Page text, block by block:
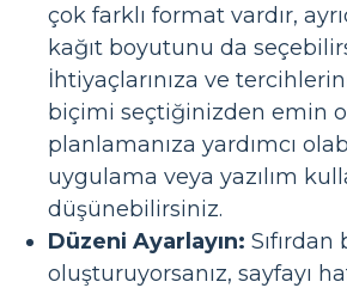
çok farklı format vardır,
kağıt boyutunu da
İhtiyaçlarınıza ve
biçimi seçtiğinizden emin
planlamanıza yardımcı
uygulama veya yazılım
düşünebilirsiniz.
Düzeni Ayarlayın: Sıfırdan
oluşturuyorsanız, sayfayı